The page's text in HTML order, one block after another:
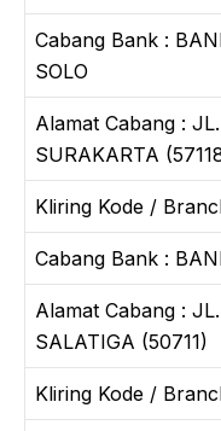
Cabang Bank :
SOLO
Alamat Cabang :
SURAKARTA
Kliring Kode /
Cabang Bank :
Alamat Cabang :
SALATIGA (50711)
Kliring Kode /